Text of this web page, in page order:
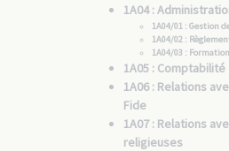
1A04 :
1A04/01 : Gestion
1A04/02 :
1A04/03 :
1A05 : Comptabilité
1A06 : Relations
Fide
1A07 : Relations
religieuses